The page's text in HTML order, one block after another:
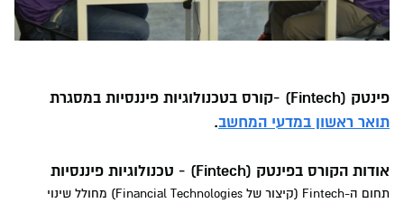
פינטק (Fintech) -קורס בטכנולוגיות פיננסיות במסגרת
תואר ראשון במדעי המחשב.
אודות הקורס בפינטק (Fintech) - טכנולוגיות פיננסיות
תחום ה-Fintech (קיצור של Financial Technologies) מחולל שינוי